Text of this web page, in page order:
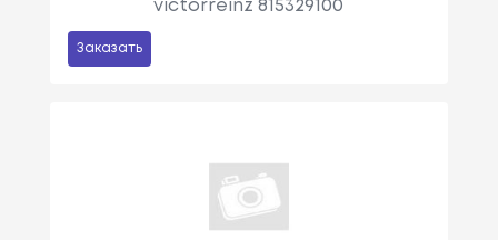
victorreinz 815329100
Заказать